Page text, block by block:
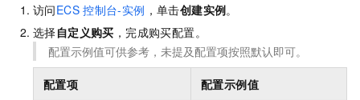
访问ECS 控制台-实例 ，单击创建实例。
选择自定义购买 ，完成购买配置。
配置示例值可供参考，未提及配置项按照默认即可。
配置项 配置示例值